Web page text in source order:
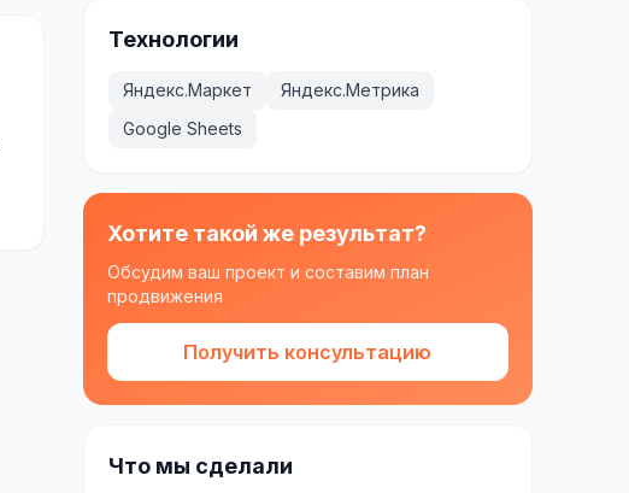
Технологии
Яндекс.Маркет
Яндекс.Метрика
Google Sheets
Хотите такой же результат?
Обсудим ваш проект и составим план
продвижения
Получить консультацию
Что мы сделали